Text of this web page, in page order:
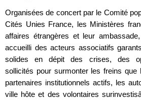
Organisées de concert par le Comité
Cités Unies France, les Ministères
affaires étrangères et leur
accueilli des acteurs associatifs
solides en dépit des crises, des
sollicités pour surmonter les freins que
partenaires institutionnels actifs, les
ville hôte et des volontaires